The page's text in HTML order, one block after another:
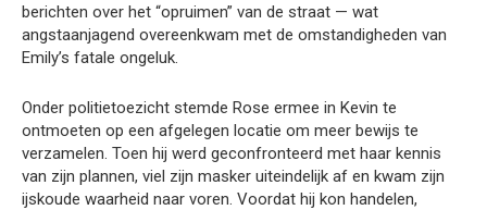
berichten over het “opruimen” van de straat — wat
angstaanjagend overeenkwam met de omstandigheden van
Emily’s fatale ongeluk.
Onder politietoezicht stemde Rose ermee in Kevin te
ontmoeten op een afgelegen locatie om meer bewijs te
verzamelen. Toen hij werd geconfronteerd met haar kennis
van zijn plannen, viel zijn masker uiteindelijk af en kwam zijn
ijskoude waarheid naar voren. Voordat hij kon handelen,